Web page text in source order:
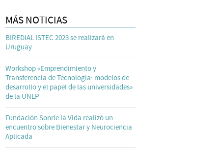
MÁS NOTICIAS
BIREDIAL ISTEC 2023 se realizará en
Uruguay
Workshop «Emprendimiento y
Transferencia de Tecnología: modelos de
desarrollo y el papel de las universidades»
de la UNLP
Fundación Sonríe la Vida realizó un
encuentro sobre Bienestar y Neurociencia
Aplicada